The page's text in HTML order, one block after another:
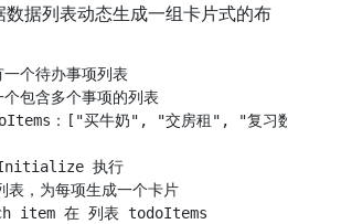
数据列表动态生成一组卡片式的布
个待办事项列表
包含多个事项的列表
：["买牛奶", "交房租", "复习数学",
执行
，为每项生成一个卡片
item 在 列表 todoItems